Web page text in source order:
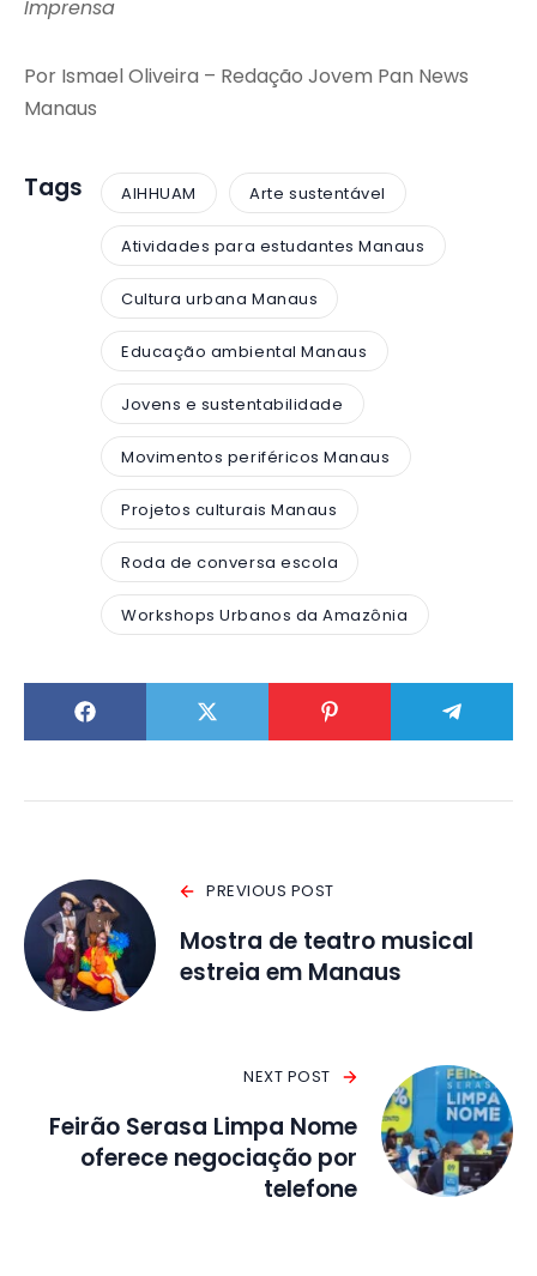
Imprensa
Por Ismael Oliveira – Redação Jovem Pan News
Manaus
Tags AIHHUAM Arte sustentável
Atividades para estudantes Manaus
Cultura urbana Manaus
Educação ambiental Manaus
Jovens e sustentabilidade
Movimentos periféricos Manaus
Projetos culturais Manaus
Roda de conversa escola
Workshops Urbanos da Amazônia
PREVIOUS POST
Mostra de teatro musical
estreia em Manaus
NEXT POST
Feirão Serasa Limpa Nome
oferece negociação por
telefone